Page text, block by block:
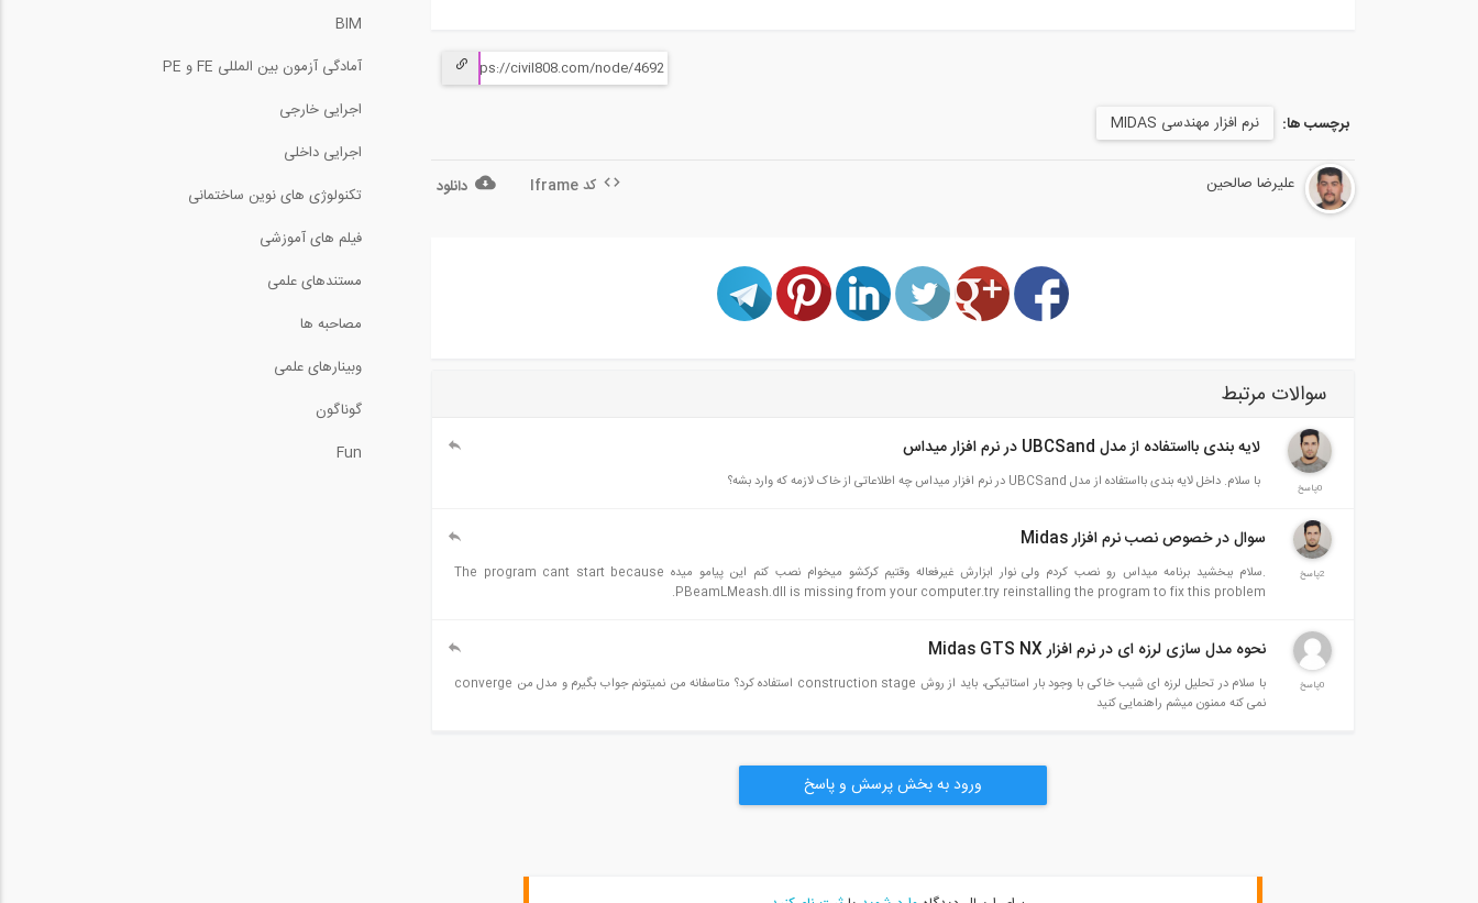
برچسب ها: نرم افزار مهندسی MIDAS
دانلود علیرضا صالحین کد Iframe
سوالات مرتبط
0پاسخ
لایه بندی بااستفاده از مدل UBCSand در نرم افزار میداس
با سلام. داخل لایه بندی بااستفاده از مدل UBCSand در نرم افزار میداس چه اطلاعاتی از خاک لازمه که وارد بشه؟
2پاسخ
سوال در خصوص نصب نرم افزار Midas
.سلام ببخشید برنامه میداس رو نصب کردم ولی نوار ابزارش غیرفعاله وقتیم کرکشو میخوام نصب کنم این پیامو میده The program cant start because
PBeamLMeash.dll is missing from your computer.try reinstalling the program to fix this problem.
0پاسخ
نحوه مدل سازی لرزه ای در نرم افزار Midas GTS NX
با سلام در تحلیل لرزه ای شیب خاکی با وجود بار استاتیکی، باید از روش construction stage استفاده کرد؟ متاسفانه من نمیتونم جواب بگیرم و مدل من converge
نمی کنه ممنون میشم راهنمایی کنید
ورود به بخش پرسش و پاسخ
BIM
آمادگی آزمون بین المللی FE و PE
اجرایی خارجی
اجرایی داخلی
تکنولوژی های نوین ساختمانی
فیلم های آموزشی
مستندهای علمی
مصاحبه ها
وبینارهای علمی
گوناگون
Fun